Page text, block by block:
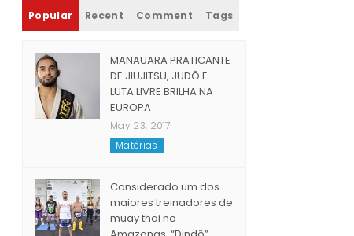
Popular Recent Comment Tags
MANAUARA PRATICANTE
DE JIUJITSU, JUDÔ E
LUTA LIVRE BRILHA NA
EUROPA
May 23, 2017
Matérias
Considerado um dos
maiores treinadores de
muay thai no